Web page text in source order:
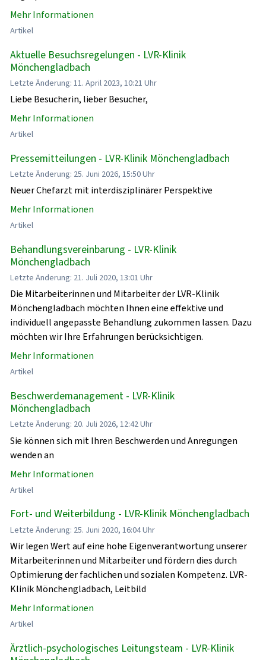
Mehr Informationen
Artikel
Aktuelle Besuchsregelungen - LVR-Klinik
Mönchengladbach
Letzte Änderung: 11. April 2023, 10:21 Uhr
Liebe Besucherin, lieber Besucher,
Mehr Informationen
Artikel
Pressemitteilungen - LVR-Klinik Mönchengladbach
Letzte Änderung: 25. Juni 2026, 15:50 Uhr
Neuer Chefarzt mit interdisziplinärer Perspektive
Mehr Informationen
Artikel
Behandlungsvereinbarung - LVR-Klinik
Mönchengladbach
Letzte Änderung: 21. Juli 2020, 13:01 Uhr
Die Mitarbeiterinnen und Mitarbeiter der LVR-Klinik
Mönchengladbach möchten Ihnen eine effektive und
individuell angepasste Behandlung zukommen lassen. Dazu
möchten wir Ihre Erfahrungen berücksichtigen.
Mehr Informationen
Artikel
Beschwerdemanagement - LVR-Klinik
Mönchengladbach
Letzte Änderung: 20. Juli 2026, 12:42 Uhr
Sie können sich mit Ihren Beschwerden und Anregungen
wenden an
Mehr Informationen
Artikel
Fort- und Weiterbildung - LVR-Klinik Mönchengladbach
Letzte Änderung: 25. Juni 2020, 16:04 Uhr
Wir legen Wert auf eine hohe Eigenverantwortung unserer
Mitarbeiterinnen und Mitarbeiter und fördern dies durch
Optimierung der fachlichen und sozialen Kompetenz. LVR-
Klinik Mönchengladbach, Leitbild
Mehr Informationen
Artikel
Ärztlich-psychologisches Leitungsteam - LVR-Klinik